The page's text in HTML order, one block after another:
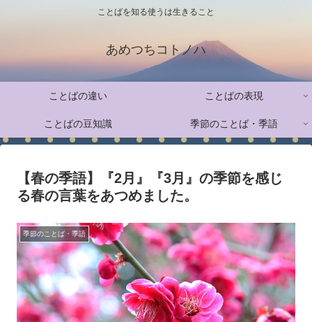
ことばを知る使うは生きること
あめつちコトノハ
ことばの違い ことばの表現
ことばの豆知識 季節のことば・季語
【春の季語】『2月』『3月』の季節を感じ
る春の言葉をあつめました。
季節のことば・季語